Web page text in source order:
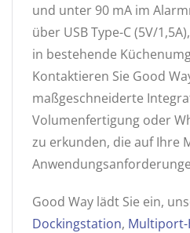
und unter 90 mA im
über USB Type-C (5V/
in bestehende
Kontaktieren Sie Good
maßgeschneiderte
Volumenfertigung oder
zu erkunden, die auf Ihre
Good Way lädt Sie ein,
Dockingstation, Multiport-